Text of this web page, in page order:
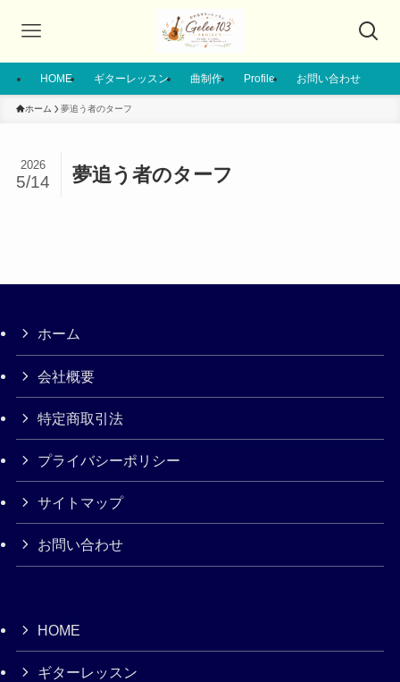
HOME ギターレッスン 曲制作 Profile お問い合わせ
ホーム 夢追う者のターフ
夢追う者のターフ
2026
5/14
ホーム
会社概要
特定商取引法
プライバシーポリシー
サイトマップ
お問い合わせ
HOME
ギターレッスン